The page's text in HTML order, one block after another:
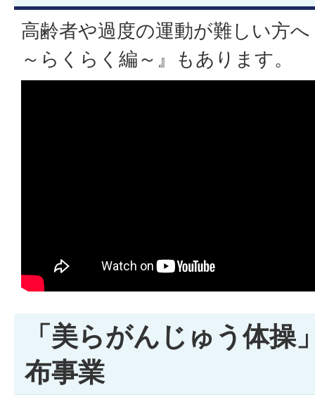
高齢者や過度の運動が難しい方
～らくらく編～』もあります。
「美らがんじゅう体
布事業